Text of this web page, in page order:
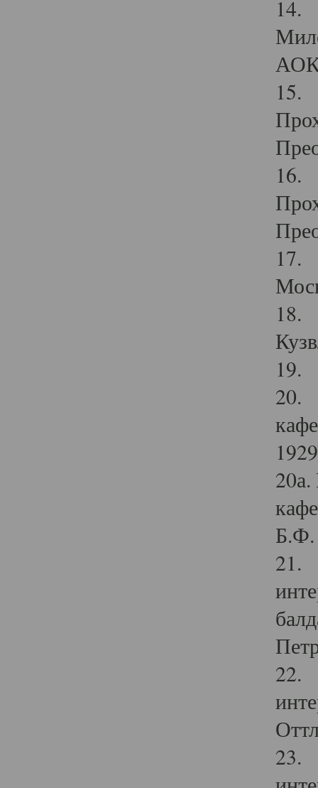
14.
15.
16.
17.
18.
19.
20.
Б.Ф.
21.
22.
23.